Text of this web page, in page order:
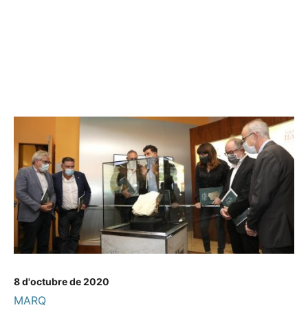
8 d'octubre de 2020
MARQ